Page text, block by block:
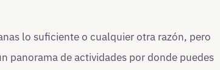
lo suficiente o cualquier otra razón, pero
panorama de actividades por donde puedes